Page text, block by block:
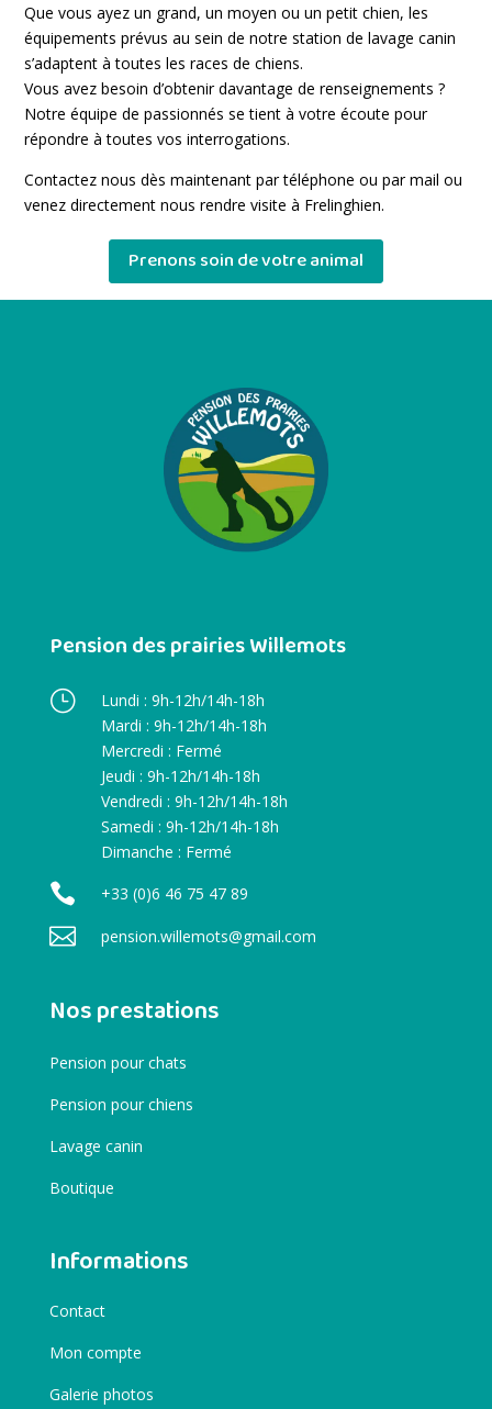
Que vous ayez un grand, un moyen ou un petit chien, les
équipements prévus au sein de notre station de lavage canin
s’adaptent à toutes les races de chiens.
Vous avez besoin d’obtenir davantage de renseignements ?
Notre équipe de passionnés se tient à votre écoute pour
répondre à toutes vos interrogations.
Contactez nous dès maintenant par téléphone ou par mail ou
venez directement nous rendre visite à Frelinghien.
Prenons soin de votre animal
Pension des prairies Willemots
}
Lundi : 9h-12h/14h-18h
Mardi : 9h-12h/14h-18h
Mercredi : Fermé
Jeudi : 9h-12h/14h-18h
Vendredi : 9h-12h/14h-18h
Samedi : 9h-12h/14h-18h
Dimanche : Fermé
 +33 (0)6 46 75 47 89
 pension.willemots@gmail.com
Nos prestations
Pension pour chats
Pension pour chiens
Lavage canin
Boutique
Informations
Contact
Mon compte
Galerie photos